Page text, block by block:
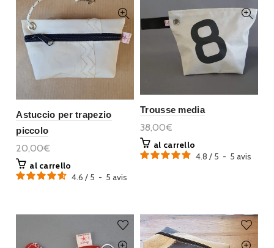
Astuccio per trapezio
piccolo
20,00€
al carrello
4.6 / 5 - 5avis
Trousse media
38,00€
al carrello
4.8 / 5 - 5 avis